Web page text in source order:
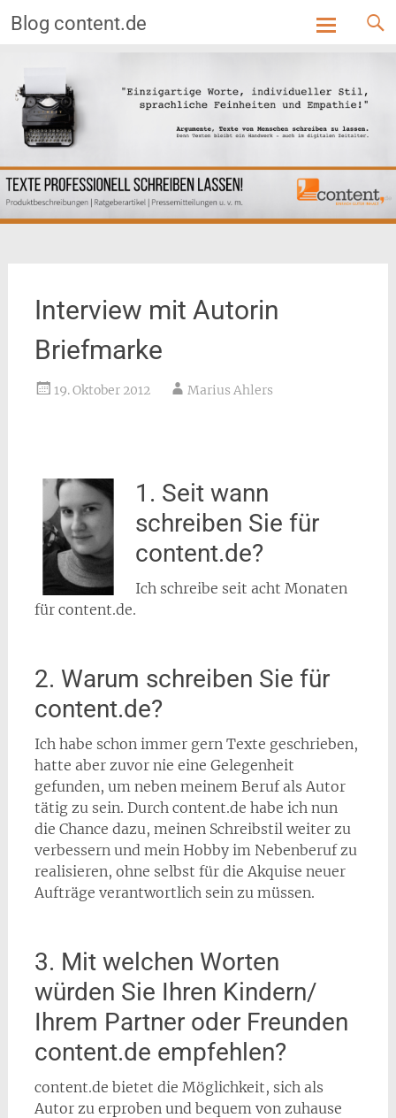
Blog content.de
Skip
content
Interview mit Autorin
Briefmarke
19. Oktober 2012 Marius Ahlers
1. Seit wann
schreiben Sie für
content.de?
Ich schreibe seit acht Monaten
für content.de.
2. Warum schreiben Sie für
content.de?
Ich habe schon immer gern Texte geschrieben,
hatte aber zuvor nie eine Gelegenheit
gefunden, um neben meinem Beruf als Autor
tätig zu sein. Durch content.de habe ich nun
die Chance dazu, meinen Schreibstil weiter zu
verbessern und mein Hobby im Nebenberuf zu
realisieren, ohne selbst für die Akquise neuer
Aufträge verantwortlich sein zu müssen.
3. Mit welchen Worten
würden Sie Ihren Kindern/
Ihrem Partner oder Freunden
content.de empfehlen?
content.de bietet die Möglichkeit, sich als
Autor zu erproben und bequem von zuhause